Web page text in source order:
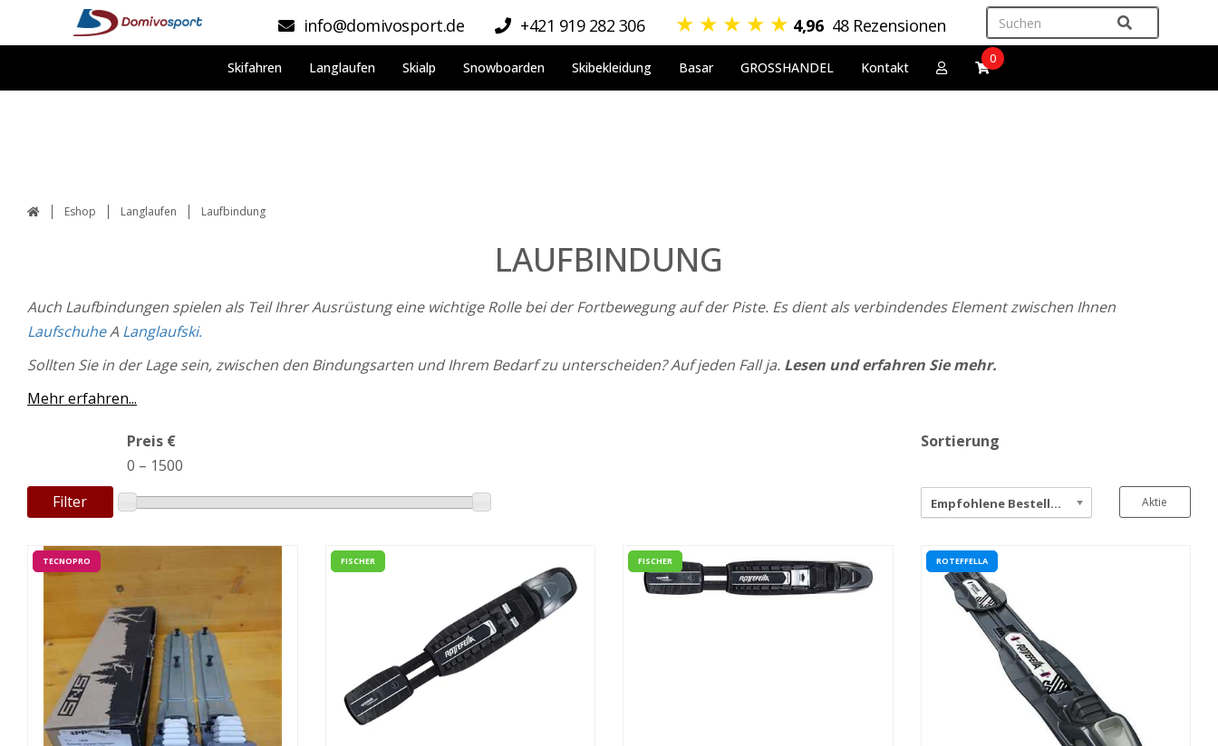
info@domivosport.de +421 919 282 306 ★ ★ ★ ★ ★ 4,96 48 Rezensionen
Skifahren Langlaufen Skialp Snowboarden Skibekleidung Basar GROSSHANDEL Kontakt
0
Eshop Langlaufen Laufbindung
LAUFBINDUNG
Auch Laufbindungen spielen als Teil Ihrer Ausrüstung eine wichtige Rolle bei der Fortbewegung auf der Piste. Es dient als verbindendes Element zwischen Ihnen
LaufschuheA Langlaufski.
Sollten Sie in der Lage sein, zwischen den Bindungsarten und Ihrem Bedarf zu unterscheiden? Auf jeden Fall ja. Lesen und erfahren Sie mehr.
Mehr erfahren...
Filter
Preis €
0 – 1500
Sortierung
Empfohlene Bestellung Aktie
TECNOPRO FISCHER FISCHER ROTEFFELLA